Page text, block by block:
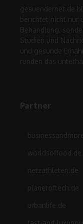
gesuendernet.de
berichtet nicht nur
Behandlung,
Studien und
und gesunde
runden das
Partner
worldsoffood.de
netzathleten.de
planetoftech.de
urbanlife.de